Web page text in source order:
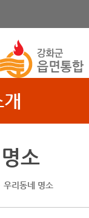
소
우리동네 명소